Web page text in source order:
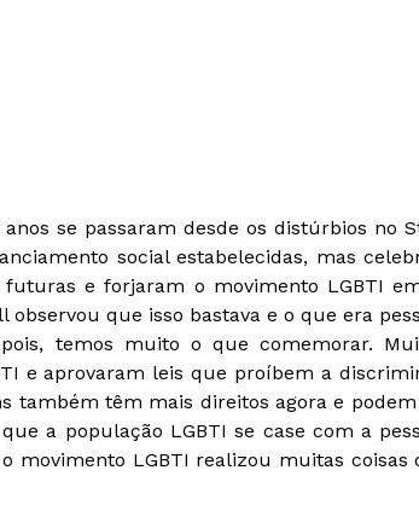
se passaram desde os distúrbios no
social estabelecidas, mas
futuras e forjaram o movimento LGBTI
observou que isso bastava e o que era
temos muito o que comemorar.
e aprovaram leis que proíbem a
também têm mais direitos agora e
a população LGBTI se case com a
movimento LGBTI realizou muitas